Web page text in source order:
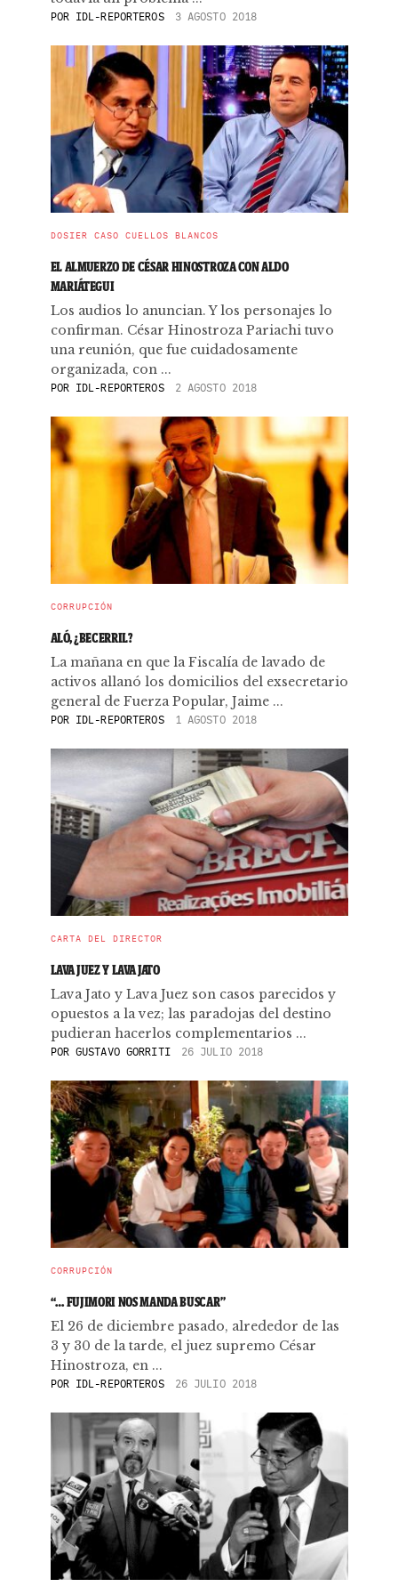
POR IDL-REPORTEROS 3 AGOSTO 2018
DOSIER CASO CUELLOS BLANCOS
EL ALMUERZO DE CÉSAR HINOSTROZA CON ALDO
MARIÁTEGUI
Los audios lo anuncian. Y los personajes lo
confirman. César Hinostroza Pariachi tuvo
una reunión, que fue cuidadosamente
organizada, con ...
POR IDL-REPORTEROS 2 AGOSTO 2018
CORRUPCIÓN
ALÓ, ¿BECERRIL?
La mañana en que la Fiscalía de lavado de
activos allanó los domicilios del exsecretario
general de Fuerza Popular, Jaime ...
POR IDL-REPORTEROS 1 AGOSTO 2018
CARTA DEL DIRECTOR
LAVA JUEZ Y LAVA JATO
Lava Jato y Lava Juez son casos parecidos y
opuestos a la vez; las paradojas del destino
pudieran hacerlos complementarios ...
POR GUSTAVO GORRITI 26 JULIO 2018
CORRUPCIÓN
“… FUJIMORI NOS MANDA BUSCAR”
El 26 de diciembre pasado, alrededor de las
3 y 30 de la tarde, el juez supremo César
Hinostroza, en ...
POR IDL-REPORTEROS 26 JULIO 2018